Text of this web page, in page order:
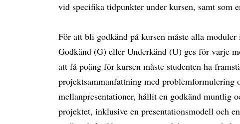
vid specifika tidpunkter under kursen, samt som
För att bli godkänd på kursen måste alla
Godkänd (G) eller Underkänd (U) ges för varje
att få poäng för kursen måste studenten ha
projektsammanfattning med problemformulering
mellanpresentationer, hållit en godkänd muntlig
projektet, inklusive en presentationsmodell och